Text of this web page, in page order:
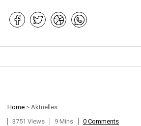
Home > Aktuelles
3751 Views
9 Mins 0 Comments